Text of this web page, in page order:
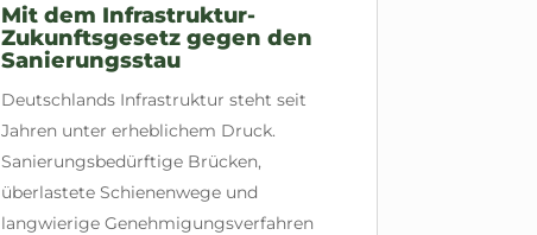
Mit dem Infrastruktur-
Zukunftsgesetz gegen den
Sanierungsstau
Deutschlands Infrastruktur steht seit
Jahren unter erheblichem Druck.
Sanierungsbedürftige Brücken,
überlastete Schienenwege und
langwierige Genehmigungsverfahren